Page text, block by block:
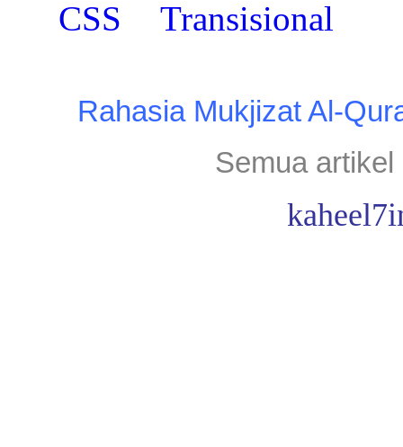
Rahasia Mukjizat Al-
Semua